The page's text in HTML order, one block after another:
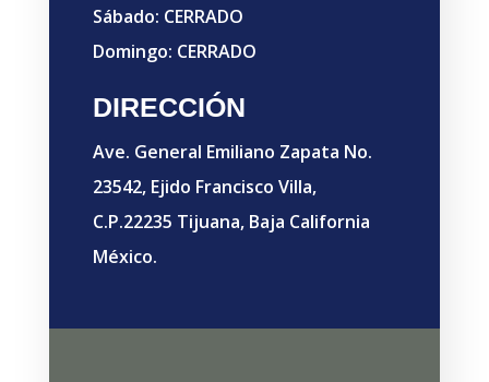
Sábado: CERRADO
Domingo: CERRADO
DIRECCIÓN
Ave. General Emiliano Zapata No.
23542, Ejido Francisco Villa,
C.P.22235 Tijuana, Baja California
México.